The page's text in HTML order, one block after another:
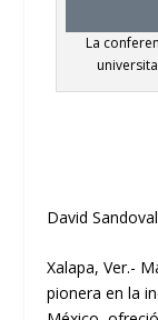
La
David
Xalapa, Ver.-
pionera en la